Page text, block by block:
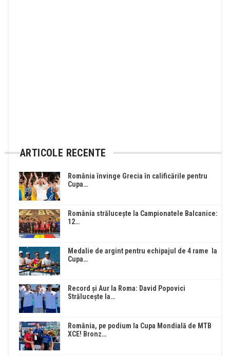
ARTICOLE RECENTE
România învinge Grecia în calificările pentru
Cupa…
România strălucește la Campionatele Balcanice:
12…
Medalie de argint pentru echipajul de 4 rame la
Cupa…
Record și Aur la Roma: David Popovici
Strălucește la…
România, pe podium la Cupa Mondială de MTB
XCE! Bronz…